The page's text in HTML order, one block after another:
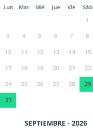
Lun Mar Mié Jue Vie Sáb
1
3
4 5 6 7 8
10
11 12 13 14 15
17
18 19 20 21 22
24
25 26 27 28 29
31
SEPTIEMBRE - 2026